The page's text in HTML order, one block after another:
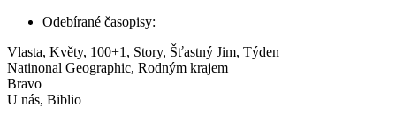
Odebírané časopisy:
Vlasta, Květy, 100+1, Story, Šťastný Jim, Týden
Natinonal Geographic, Rodným krajem
Bravo
U nás, Biblio